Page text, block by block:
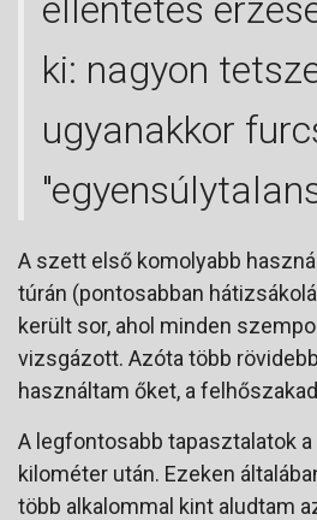
ellentétes
ki: nagyon
ugyanakkor
A szett első komolyabb
túrán (pontosabban
került sor, ahol minden
vizsgázott. Azóta több
használtam őket, a
A legfontosabb tapasztalatok
kilométer után. Ezeken
több alkalommal kint aludtam